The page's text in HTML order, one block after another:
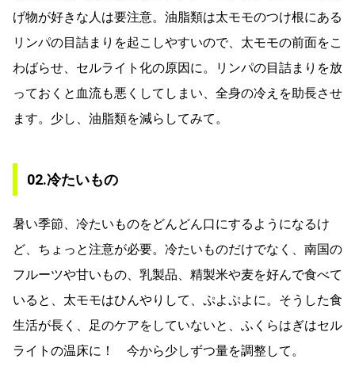
げ物が好きな人は要注意。油脂類は太モモのつけ根にある
リンパの目詰まりを起こしやすいので、太モモの前面をこ
わばらせ、セルライト化の原因に。リンパの目詰まりを放
っておくと血流も悪くしてしまい、全身の冷えを助長させ
ます。少し、油脂類を減らしてみて。
02.冷たいもの
暑い季節、冷たいものをどんどん口にするようになるけ
ど、ちょっと注意が必要。冷たいものだけでなく、南国の
フルーツや甘いもの、乳製品、精製米や麦を好んで食べて
いると、太モモはひんやりして、ぷよぷよに。そうした食
生活が長く、足のケアをしていないと、ふくらはぎはセル
ライトの温床に！ 今から少しずつ量を調整して。